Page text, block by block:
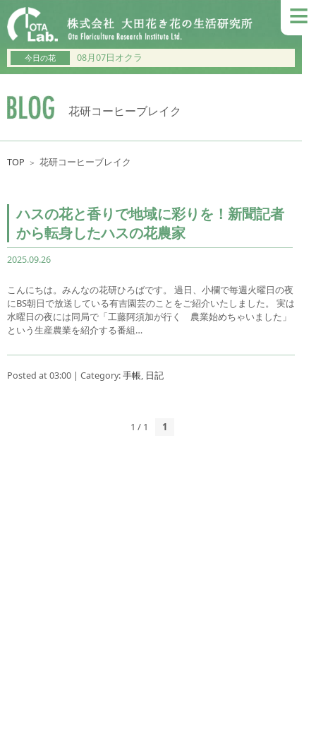
≡
今日の花 08月07日オクラ
花研コーヒーブレイク
TOP ＞ 花研コーヒーブレイク
ハスの花と香りで地域に彩りを！新聞記者
から転身したハスの花農家
2025.09.26
こんにちは。みんなの花研ひろばです。 過日、小欄で毎週火曜日の夜
にBS朝日で放送している有吉園芸のことをご紹介いたしました。 実は
水曜日の夜には同局で「工藤阿須加が行く 農業始めちゃいました」
という生産農業を紹介する番組…
Posted at 03:00 | Category:手帳, 日記
1 / 1 1